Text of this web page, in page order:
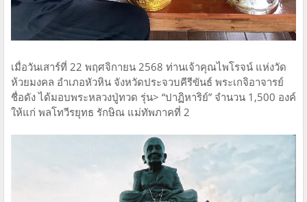
เมื่อวันเสาร์ที่ 22 พฤศจิกายน 2568 ท่านเจ้าคุณไพโรจน์ แห่งวัด
ห้วยมงคล อำเภอหัวหิน จังหวัดประจวบคีรีขันธ์ พระเกจิอาจารย์
ชื่อดัง ได้มอบพระหลวงปู่ทวด รุ่น> “ปาฏิหาริย์” จำนวน 1,500 องค์
ให้แก่ พลโทวีรยุทธ รักษิณ แม่ทัพภาคที่ 2